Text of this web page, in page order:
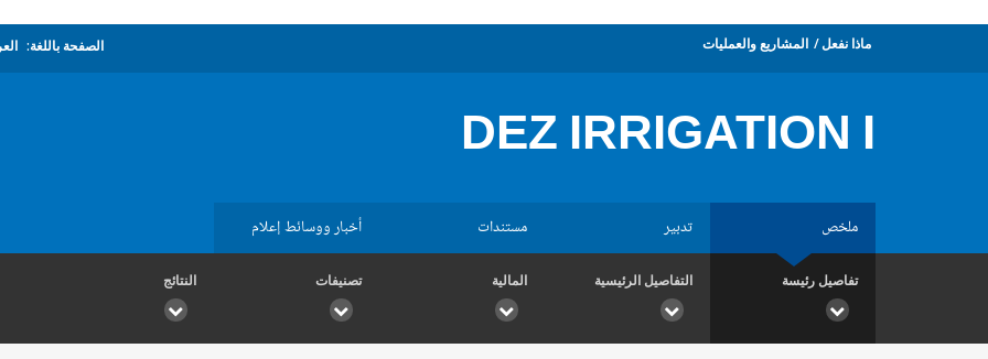
ماذا نفعل المشاريع والعمليات الصفحة باللغة:
DEZ IRRIGATION I
ملخص تدبير مستندات أخبار ووسائط إعلام
تفاصيل رئيسة التفاصيل الرئيسية المالية تصنيفات النتائج